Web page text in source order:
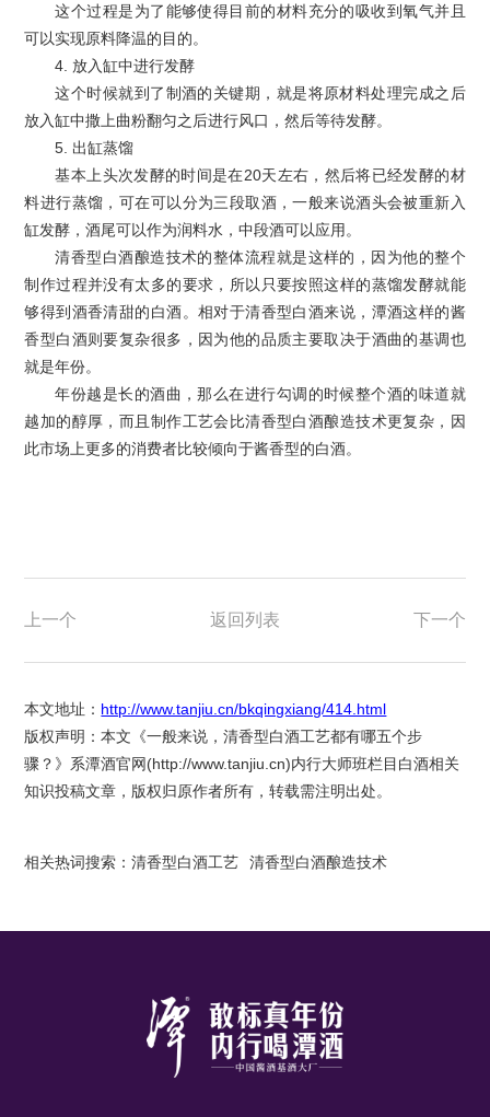
这个过程是为了能够使得目前的材料充分的吸收到氧气并且
可以实现原料降温的目的。
4. 放入缸中进行发酵
这个时候就到了制酒的关键期，就是将原材料处理完成之后
放入缸中撒上曲粉翻匀之后进行风口，然后等待发酵。
5. 出缸蒸馏
基本上头次发酵的时间是在20天左右，然后将已经发酵的材
料进行蒸馏，可在可以分为三段取酒，一般来说酒头会被重新入
缸发酵，酒尾可以作为润料水，中段酒可以应用。
清香型白酒酿造技术的整体流程就是这样的，因为他的整个
制作过程并没有太多的要求，所以只要按照这样的蒸馏发酵就能
够得到酒香清甜的白酒。相对于清香型白酒来说，潭酒这样的酱
香型白酒则要复杂很多，因为他的品质主要取决于酒曲的基调也
就是年份。
年份越是长的酒曲，那么在进行勾调的时候整个酒的味道就
越加的醇厚，而且制作工艺会比清香型白酒酿造技术更复杂，因
此市场上更多的消费者比较倾向于酱香型的白酒。
上一个 返回列表 下一个
本文地址： http://www.tanjiu.cn/bkqingxiang/414.html
版权声明：本文《一般来说，清香型白酒工艺都有哪五个步
骤？》系潭酒官网(http://www.tanjiu.cn)内行大师班栏目白酒相关
知识投稿文章，版权归原作者所有，转载需注明出处。
相关热词搜索：清香型白酒工艺 清香型白酒酿造技术